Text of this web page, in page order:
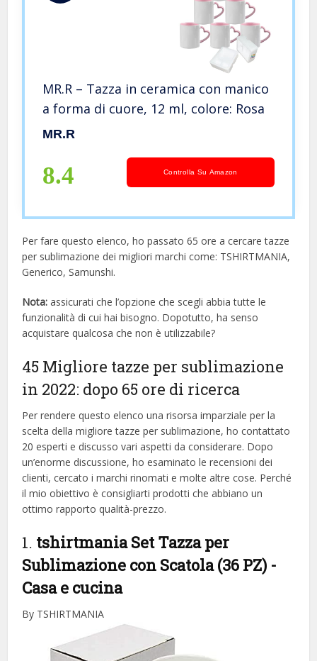
MR.R – Tazza in ceramica con manico
a forma di cuore, 12 ml, colore: Rosa
MR.R
8.4 Controlla Su Amazon
Per fare questo elenco, ho passato 65 ore a cercare tazze
per sublimazione dei migliori marchi come: TSHIRTMANIA,
Generico, Samunshi.
Nota: assicurati che l’opzione che scegli abbia tutte le
funzionalità di cui hai bisogno. Dopotutto, ha senso
acquistare qualcosa che non è utilizzabile?
45 Migliore tazze per sublimazione
in 2022: dopo 65 ore di ricerca
Per rendere questo elenco una risorsa imparziale per la
scelta della migliore tazze per sublimazione, ​​ho contattato
20 esperti e discusso vari aspetti da considerare. Dopo
un’enorme discussione, ho esaminato le recensioni dei
clienti, cercato i marchi rinomati e molte altre cose. Perché
il mio obiettivo è consigliarti prodotti che abbiano un
ottimo rapporto qualità-prezzo.
1. tshirtmania Set Tazza per
Sublimazione con Scatola (36 PZ) -
Casa e cucina
By TSHIRTMANIA